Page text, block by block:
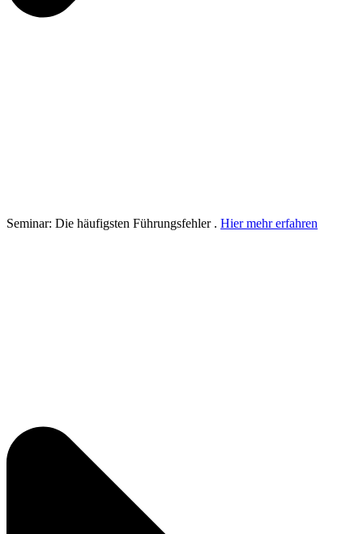
Seminar: Die häufigsten Führungsfehler . Hier mehr erfahren